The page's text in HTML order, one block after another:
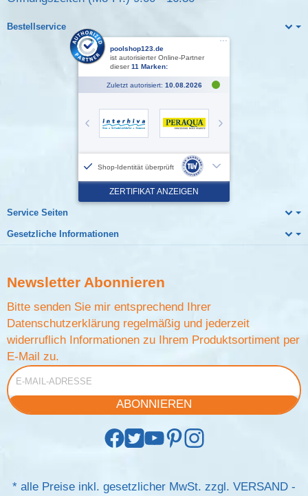
Bestellservice
Service Seiten
Gesetzliche Informationen
Newsletter Abonnieren
Bitte senden Sie mir entsprechend Ihrer
Datenschutzerklärung regelmäßig und jederzeit
widerruflich Informationen zu Ihrem Produktsortiment per
E-Mail zu.
E-Mail-Adresse
ABONNIEREN
* alle Preise inkl. gesetzlicher MwSt. zzgl. VERSAND -